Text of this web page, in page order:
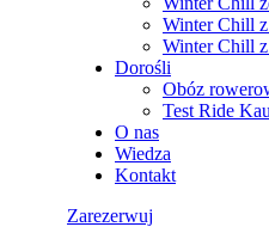
Winter Chill z
Winter Chill z
Dorośli
Obóz
Test Ride
O nas
Wiedza
Kontakt
Zarezerwuj